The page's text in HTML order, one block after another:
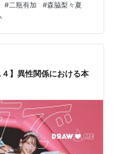
スメボックス フランフラ
用品・棚・ラック ベージ
（税込、送料無料)
イクも含めケアってすごく
最近髪質を大事にしていま
#二瓶有加 #森脇梨々夏
】異性関係における本